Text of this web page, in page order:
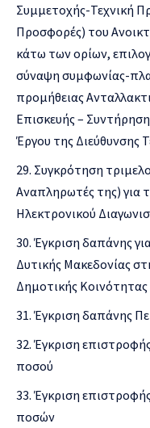
Συμμετοχής-Τεχνική
Προσφορές) του
κάτω των ορίων,
σύναψη συμφωνίας-
προμήθειας
Επισκευής –
Έργου της Διεύθυνσης
Συγκρότηση
Αναπληρωτές της) για
Ηλεκτρονικού
Έγκριση δαπάνης
Δυτικής Μακεδονίας
Δημοτικής
Έγκριση δαπάνης
Έγκριση
ποσού
Έγκριση
ποσών